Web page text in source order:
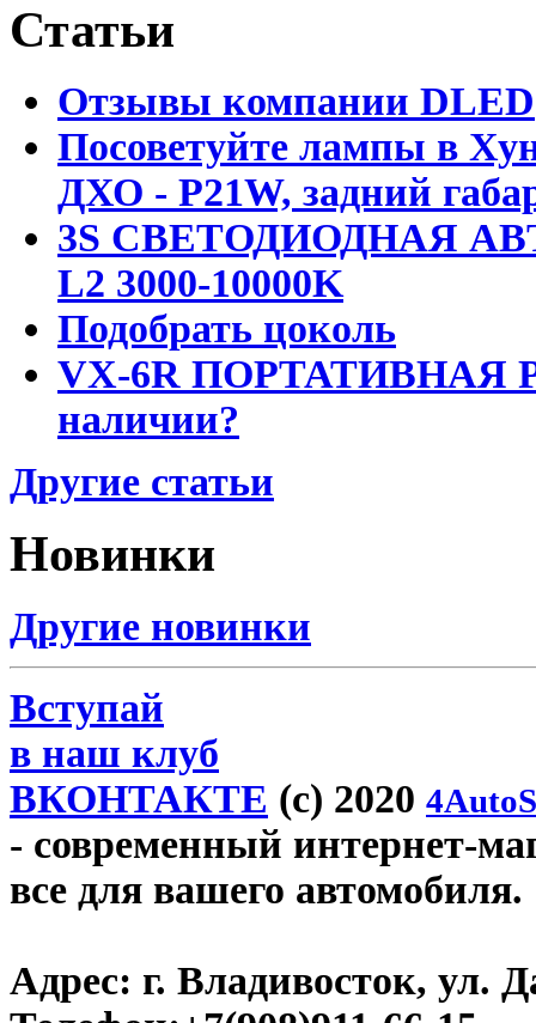
Статьи
Отзывы компании DLED
Посоветуйте лампы в
ДХО - P21W, задний
3S СВЕТОДИОДНАЯ
L2 3000-10000K
Подобрать цоколь
VX-6R ПОРТАТИВНАЯ
наличии?
Другие статьи
Новинки
Другие новинки
Вступай
в наш клуб
ВКОНТАКТЕ (c) 2020
- современный интернет-
все для вашего автомобиля.
Адрес: г. Владивосток, ул.